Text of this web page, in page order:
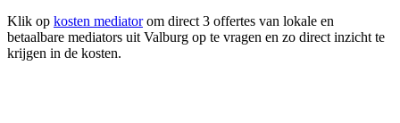
Klik op kosten mediatorom direct 3 offertes van lokale en
betaalbare mediators uit Valburg op te vragen en zo direct inzicht te
krijgen in de kosten.